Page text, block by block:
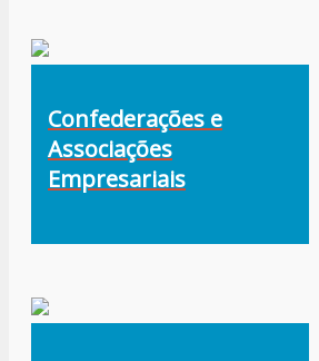
Confederações e
Associações
Empresariais